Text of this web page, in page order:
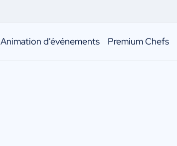
Animation d'événements Premium Chefs